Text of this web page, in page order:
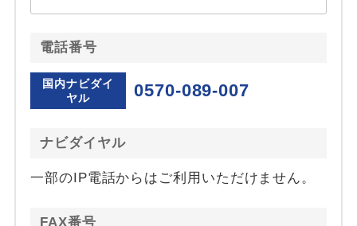
電話番号
国内ナビダイ
ヤル
0570-089-007
ナビダイヤル
一部のIP電話からはご利用いただけません。
FAX番号